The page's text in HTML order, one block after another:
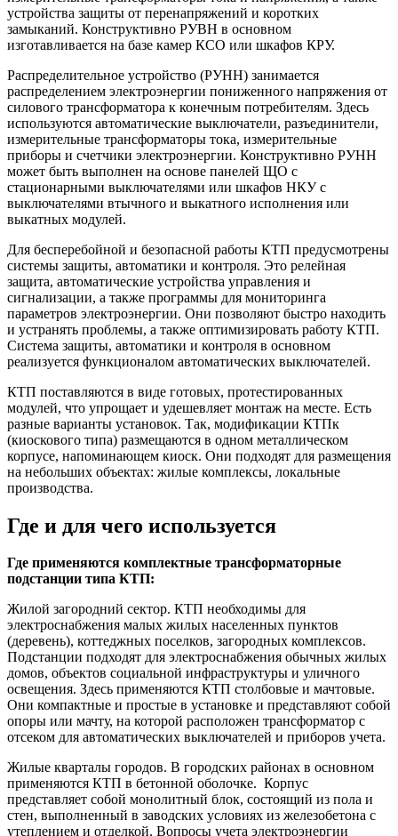
устройства защиты от перенапряжений и коротких
замыканий. Конструктивно РУВН в основном
изготавливается на базе камер КСО или шкафов КРУ.
Распределительное устройство (РУНН) занимается
распределением электроэнергии пониженного напряжения от
силового трансформатора к конечным потребителям. Здесь
используются автоматические выключатели, разъединители,
измерительные трансформаторы тока, измерительные
приборы и счетчики электроэнергии. Конструктивно РУНН
может быть выполнен на основе панелей ЩО с
стационарными выключателями или шкафов НКУ с
выключателями втычного и выкатного исполнения или
выкатных модулей.
Для бесперебойной и безопасной работы КТП предусмотрены
системы защиты, автоматики и контроля. Это релейная
защита, автоматические устройства управления и
сигнализации, а также программы для мониторинга
параметров электроэнергии. Они позволяют быстро находить
и устранять проблемы, а также оптимизировать работу КТП.
Система защиты, автоматики и контроля в основном
реализуется функционалом автоматических выключателей.
КТП поставляются в виде готовых, протестированных
модулей, что упрощает и удешевляет монтаж на месте. Есть
разные варианты установок. Так, модификации КТПк
(киоскового типа) размещаются в одном металлическом
корпусе, напоминающем киоск. Они подходят для размещения
на небольших объектах: жилые комплексы, локальные
производства.
Где и для чего используется
Где применяются комплектные трансформаторные
подстанции типа КТП:
Жилой загородний сектор. КТП необходимы для
электроснабжения малых жилых населенных пунктов
(деревень), коттеджных поселков, загородных комплексов.
Подстанции подходят для электроснабжения обычных жилых
домов, объектов социальной инфраструктуры и уличного
освещения. Здесь применяются КТП столбовые и мачтовые.
Они компактные и простые в установке и представляют собой
опоры или мачту, на которой расположен трансформатор с
отсеком для автоматических выключателей и приборов учета.
Жилые кварталы городов. В городских районах в основном
применяются КТП в бетонной оболочке. Корпус
представляет собой монолитный блок, состоящий из пола и
стен, выполненный в заводских условиях из железобетона с
утеплением и отделкой. Вопросы учета электроэнергии